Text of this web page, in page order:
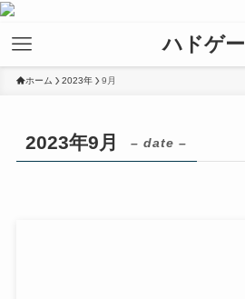
ハドゲー
ホーム 2023年 9月
2023年9月 – date –